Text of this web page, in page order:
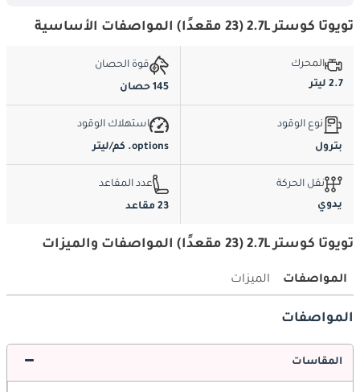
تويوتا كوستر 2.7L (23 مقعدًا) المواصفات الأساسية
المحرك
2.7 ليتر
قوة الحصان
145 حصان
نوع الوقود
بترول
استهلاك الوقود
options. كم/ليتر
نقل الحركة
يدوي
عدد المقاعد
23 مقاعد
تويوتا كوستر 2.7L (23 مقعدًا) المواصفات والميزات
المواصفات الميزات
المواصفات
المقاسات